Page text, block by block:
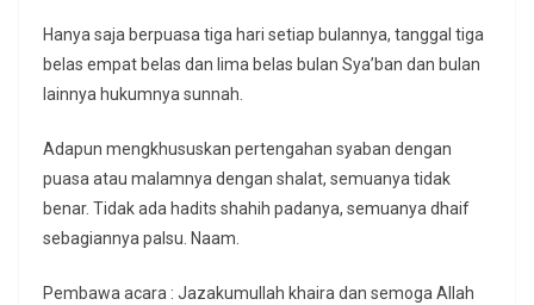
Hanya saja berpuasa tiga hari setiap bulannya, tanggal tiga
belas empat belas dan lima belas bulan Sya’ban dan bulan
lainnya hukumnya sunnah.
Adapun mengkhususkan pertengahan syaban dengan
puasa atau malamnya dengan shalat, semuanya tidak
benar. Tidak ada hadits shahih padanya, semuanya dhaif
sebagiannya palsu. Naam.
Pembawa acara : Jazakumullah khaira dan semoga Allah